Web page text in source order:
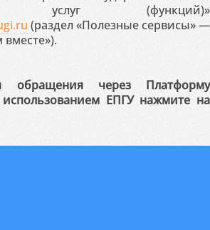
услуг (функций)»
(раздел «Полезные сервисы» —
вместе»).
обращения через Платформу
ЕПГУ нажмите на